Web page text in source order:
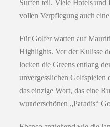
Surfen teil. Viele Hotels und
vollen Verpflegung auch
Für Golfer warten auf
Highlights. Vor der Kulisse
locken die Greens entlang
unvergesslichen Golfspielen
das einzige Wort, das eine
wunderschönen „Paradis“